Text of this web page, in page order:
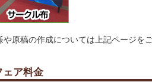
や原稿の作成については上記
ェア料金